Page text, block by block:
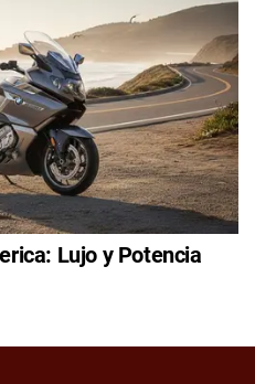
Lujo y Potencia